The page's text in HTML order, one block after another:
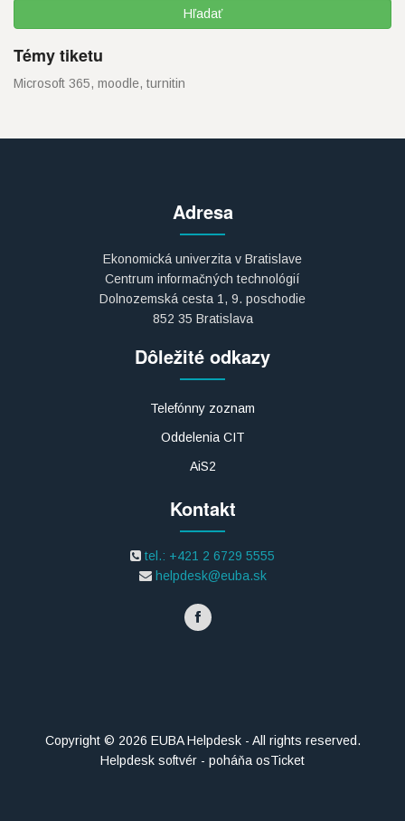
Témy tiketu
Microsoft 365, moodle, turnitin
Adresa
Ekonomická univerzita v Bratislave
Centrum informačných technológií
Dolnozemská cesta 1, 9. poschodie
852 35 Bratislava
Dôležité odkazy
Telefónny zoznam
Oddelenia CIT
AiS2
Kontakt
tel.: +421 2 6729 5555
helpdesk@euba.sk
Copyright © 2026 EUBA Helpdesk - All rights reserved.
Helpdesk softvér - poháňa osTicket